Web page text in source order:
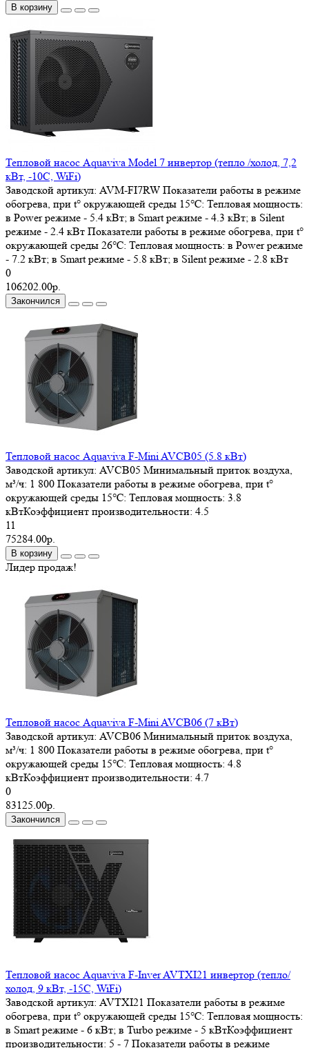
В корзину
Тепловой насос Aquaviva Model 7 инвертор (тепло /холод, 7,2
кВт, -10С, WiFi)
Заводской артикул: AVM-FI7RW Показатели работы в режиме
обогрева, при t° окружающей среды 15℃: Тепловая мощность:
в Power режиме - 5.4 кВт; в Smart режиме - 4.3 кВт; в Silent
режиме - 2.4 кВт Показатели работы в режиме обогрева, при t°
окружающей среды 26℃: Тепловая мощность: в Power режиме
- 7.2 кВт; в Smart режиме - 5.8 кВт; в Silent режиме - 2.8 кВт
0
106202.00р.
Закончился
Тепловой насос Aquaviva F-Mini AVCB05 (5.8 кВт)
Заводской артикул: AVCB05 Минимальный приток воздуха,
м³/ч: 1 800 Показатели работы в режиме обогрева, при t°
окружающей среды 15℃: Тепловая мощность: 3.8
кВтКоэффициент производительности: 4.5
11
75284.00р.
В корзину
Лидер продаж!
Тепловой насос Aquaviva F-Mini AVCB06 (7 кВт)
Заводской артикул: AVCB06 Минимальный приток воздуха,
м³/ч: 1 800 Показатели работы в режиме обогрева, при t°
окружающей среды 15℃: Тепловая мощность: 4.8
кВтКоэффициент производительности: 4.7
0
83125.00р.
Закончился
Тепловой насос Aquaviva F-Inver AVTXI21 инвертор (тепло/
холод, 9 кВт, -15С, WiFi)
Заводской артикул: AVTXI21 Показатели работы в режиме
обогрева, при t° окружающей среды 15℃: Тепловая мощность:
в Smart режиме - 6 кВт; в Turbo режиме - 5 кВтКоэффициент
производительности: 5 - 7 Показатели работы в режиме